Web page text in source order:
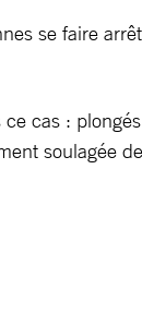
se faire
cas :
soulagée